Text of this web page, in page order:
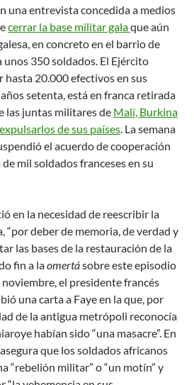
una entrevista concedida a medios
cerrar la base militar galaque aún
en concreto en el barrio de
unos 350 soldados. El Ejército
hasta 20.000 efectivos en sus
setenta, está en franca retirada
las juntas militares de Malí, Burkina
de sus países . La semana
el acuerdo de cooperación
mil soldados franceses en su
en la necesidad de reescribir la
“por deber de memoria, de verdad y
las bases de la restauración de la
fin a laomertásobre este episodio
noviembre, el presidente francés
una carta a Faye en la que, por
de la antigua metrópoli reconocía
habían sido “una masacre”. En
que los soldados africanos
“rebelión militar” o “un motín” y